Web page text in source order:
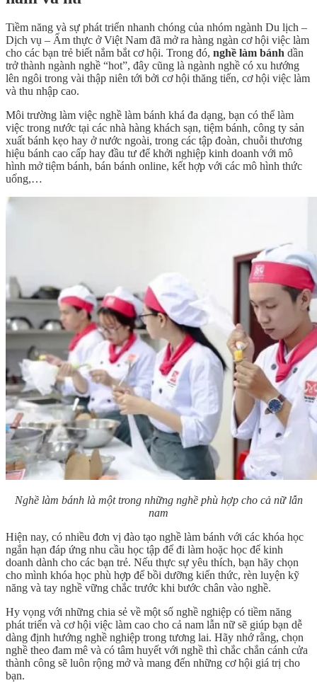
Tiềm năng và sự phát triển nhanh chóng của nhóm ngành Du lịch –
Dịch vụ – Ẩm thực ở Việt Nam đã mở ra hàng ngàn cơ hội việc làm
cho các bạn trẻ biết nắm bắt cơ hội. Trong đó, nghề làm bánh dần
trở thành ngành nghề “hot”, đây cũng là ngành nghề có xu hướng
lên ngôi trong vài thập niên tới bởi cơ hội thăng tiến, cơ hội việc làm
và thu nhập cao.
Môi trường làm việc nghề làm bánh khá đa dạng, bạn có thể làm
việc trong nước tại các nhà hàng khách sạn, tiệm bánh, công ty sản
xuất bánh kẹo hay ở nước ngoài, trong các tập đoàn, chuỗi thương
hiệu bánh cao cấp hay đầu tư để khởi nghiệp kinh doanh với mô
hình mở tiệm bánh, bán bánh online, kết hợp với các mô hình thức
uống,…
Nghề làm bánh là một trong những nghề phù hợp cho cả nữ lẫn
nam
Hiện nay, có nhiều đơn vị đào tạo nghề làm bánh với các khóa học
ngắn hạn đáp ứng nhu cầu học tập để đi làm hoặc học để kinh
doanh dành cho các bạn trẻ. Nếu thực sự yêu thích, bạn hãy chọn
cho mình khóa học phù hợp để bồi dưỡng kiến thức, rèn luyện kỹ
năng và tay nghề vững chắc trước khi bước chân vào nghề.
Hy vọng với những chia sẻ về một số nghề nghiệp có tiềm năng
phát triển và cơ hội việc làm cao cho cả nam lẫn nữ sẽ giúp bạn dễ
dàng định hướng nghề nghiệp trong tương lai. Hãy nhớ rằng, chọn
nghề theo đam mê và có tâm huyết với nghề thì chắc chắn cánh cửa
thành công sẽ luôn rộng mở và mang đến những cơ hội giá trị cho
bạn.